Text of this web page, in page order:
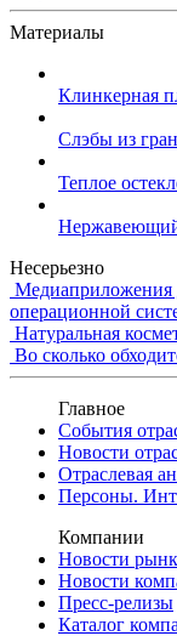
Материалы
Клинкерная
Слэбы из
Теплое
Нержавеющий
Несерьезно
Медиаприложения
операционной
Натуральная
Во сколько
Главное
События
Новости
Отраслевая
Персоны.
Компании
Новости
Новости
Пресс-релизы
Каталог